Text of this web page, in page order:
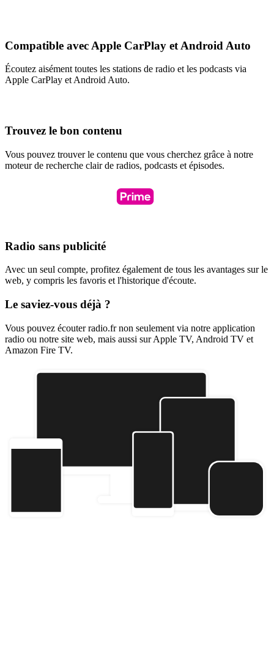
Compatible avec Apple CarPlay et Android Auto
Écoutez aisément toutes les stations de radio et les podcasts via
Apple CarPlay et Android Auto.
Trouvez le bon contenu
Vous pouvez trouver le contenu que vous cherchez grâce à notre
moteur de recherche clair de radios, podcasts et épisodes.
Radio sans publicité
Avec un seul compte, profitez également de tous les avantages sur le
web, y compris les favoris et l'historique d'écoute.
Le saviez-vous déjà ?
Vous pouvez écouter radio.fr non seulement via notre application
radio ou notre site web, mais aussi sur Apple TV, Android TV et
Amazon Fire TV.